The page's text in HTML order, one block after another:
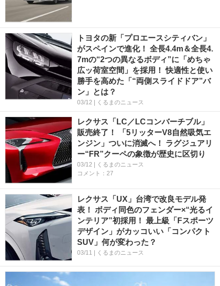
トヨタの新「プロエースシティバン」
がスペインで進化！ 全長4.4m＆全長4.
7mの“2つの異なるボディ”に「めちゃ
広ッ荷室空間」を採用！ 快適性と使い
勝手を高めた「“両側スライドドア”バ
ン」とは？
03/12 | くるまのニュース
レクサス「LC／LCコンバーチブル」
販売終了！ 「5リッターV8自然吸気エ
ンジン」ついに消滅へ！ ラグジュアリ
ー“FR”クーペの象徴が歴史に区切り
03/12 | くるまのニュース
コメント：27
レクサス「UX」台湾で改良モデル発
表！ ボディ同色のフェンダー×“光るイ
ンテリア”初採用！ 最上級「Fスポーツ
デザイン」がカッコいい「コンパクト
SUV」何が変わった？
03/11 | くるまのニュース